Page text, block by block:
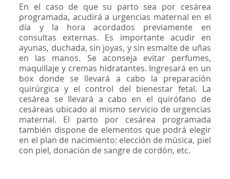
En el caso de que su parto sea por cesárea
programada, acudirá a urgencias maternal en el
día y la hora acordados previamente en
consultas externas. Es importante acudir en
ayunas, duchada, sin joyas, y sin esmalte de uñas
en las manos. Se aconseja evitar perfumes,
maquillaje y cremas hidratantes. Ingresará en un
box donde se llevará a cabo la preparación
quirúrgica y el control del bienestar fetal. La
cesárea se llevará a cabo en el quirófano de
cesáreas ubicado al mismo servicio de urgencias
maternal. El parto por cesárea programada
también dispone de elementos que podrá elegir
en el plan de nacimiento: elección de música, piel
con piel, donación de sangre de cordón, etc.